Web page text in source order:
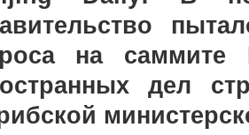
на саммите
дел